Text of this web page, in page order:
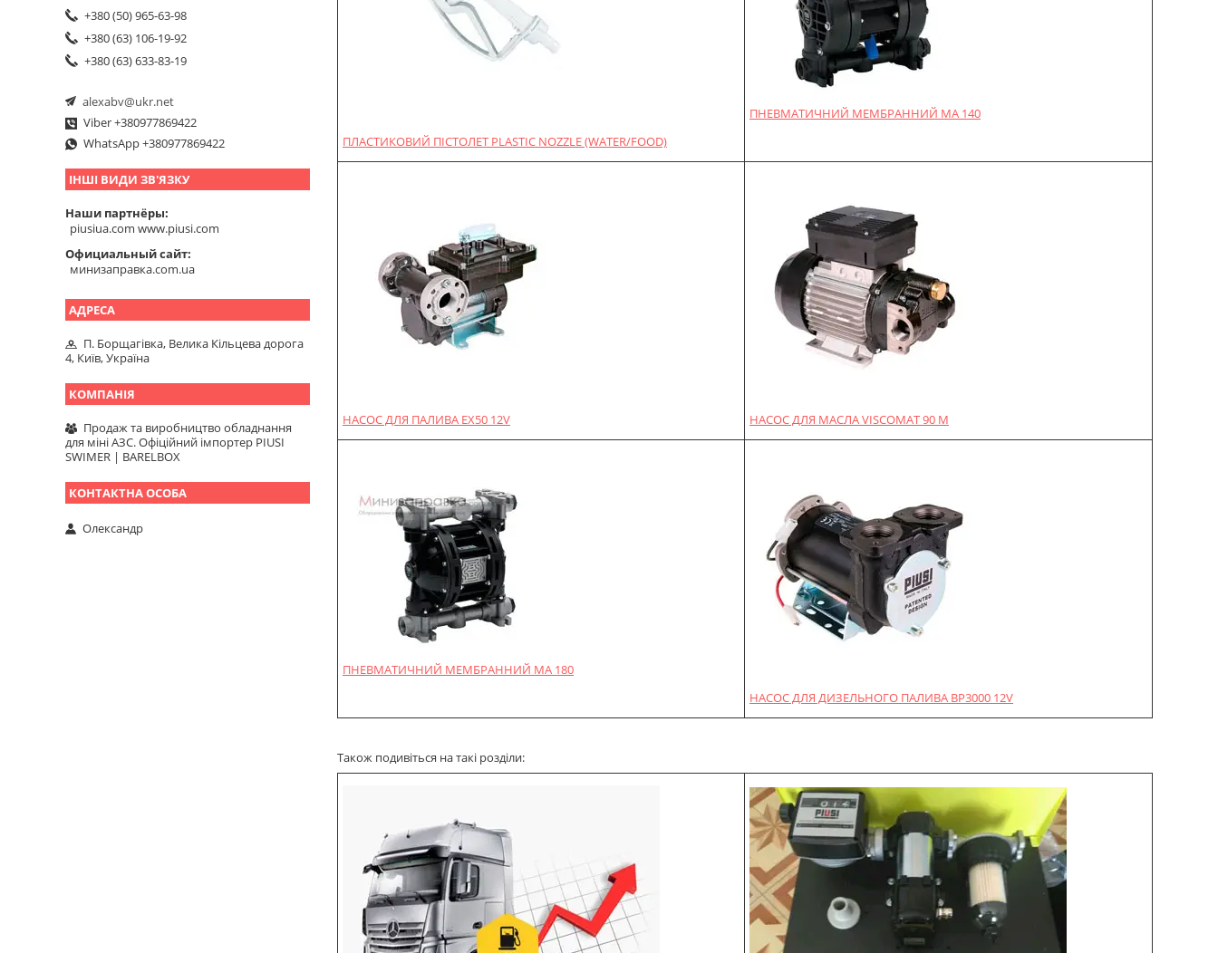
ПЛАСТИКОВИЙ ПІСТОЛЕТ PLASTIC NOZZLE (WATER/FOOD)
ПНЕВМАТИЧНИЙ МЕМБРАННИЙ MA 140
НАСОС ДЛЯ ПАЛИВА EX50 12V НАСОС ДЛЯ МАСЛА VISCOMAT 90 M
ПНЕВМАТИЧНИЙ МЕМБРАННИЙ MA 180
НАСОС ДЛЯ ДИЗЕЛЬНОГО ПАЛИВА BP3000 12V
Також подивіться на такі розділи:
+380 (50) 965-63-98
+380 (63) 106-19-92
+380 (63) 633-83-19
alexabv@ukr.net
Viber +380977869422
WhatsApp +380977869422
ІНШІ ВИДИ ЗВ'ЯЗКУ
Наши партнёры
piusiua.com www.piusi.com
Официальный сайт
минизаправка.com.ua
П. Борщагівка, Велика Кільцева дорога
4, Київ, Україна
Продаж та виробництво обладнання
для міні АЗС. Офіційний імпортер PIUSI
SWIMER | BARELBOX
Олександр